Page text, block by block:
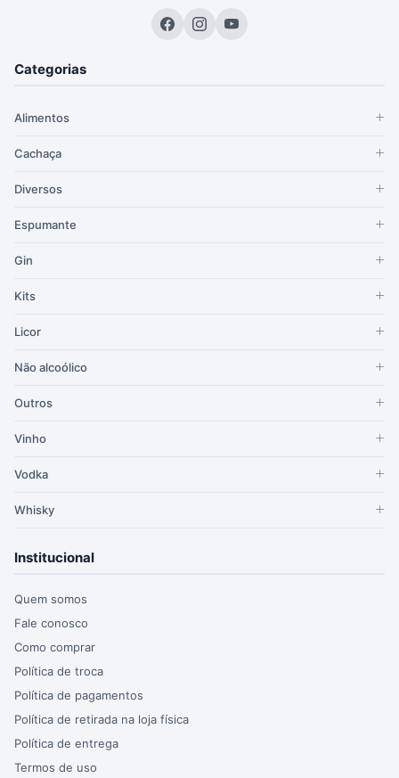
Categorias
Alimentos
Cachaça
Diversos
Espumante
Gin
Kits
Licor
Não alcoólico
Outros
Vinho
Vodka
Whisky
Institucional
Quem somos
Fale conosco
Como comprar
Política de troca
Política de pagamentos
Política de retirada na loja física
Política de entrega
Termos de uso